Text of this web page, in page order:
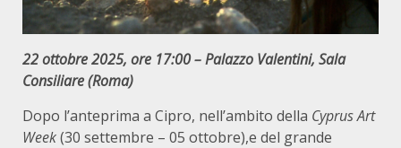
22 ottobre 2025, ore 17:00 – Palazzo Valentini, Sala
Consiliare (Roma)
Dopo l’anteprima a Cipro, nell’ambito della Cyprus Art
Week(30 settembre – 05 ottobre),e del grande